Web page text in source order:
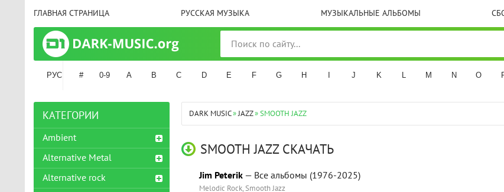
ГЛАВНАЯ СТРАНИЦА РУССКАЯ МУЗЫКА МУЗЫКАЛЬНЫЕ АЛЬБОМЫ
РУС # 0-9 A B C D E F G H J K L M N O
DARK MUSIC»JAZZ» SMOOTH JAZZ
SMOOTH JAZZ СКАЧАТЬ
Jim Peterik— Все альбомы (1976-2025)
Melodic Rock, Smooth Jazz
КАТЕГОРИИ
Ambient
Alternative Metal
Alternative rock